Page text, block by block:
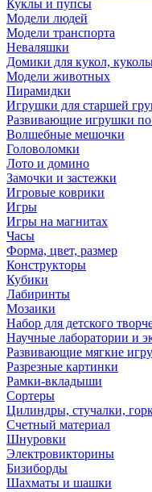
Куклы и пупсы
Модели людей
Модели транспорта
Неваляшки
Домики для кукол,
Модели животных
Пирамидки
Игрушки для старшей
Развивающие игрушки
Волшебные мешочки
Головоломки
Лото и домино
Замочки и застежки
Игровые коврики
Игры
Игры на магнитах
Часы
Форма, цвет, размер
Конструкторы
Кубики
Лабиринты
Мозаики
Набор для детского
Научные лаборатории и
Развивающие мягкие
Разрезные картинки
Рамки-вкладыши
Сортеры
Цилиндры, стучалки,
Счетный материал
Шнуровки
Электровикторины
Бизиборды
Шахматы и шашки